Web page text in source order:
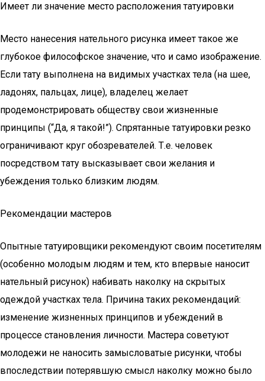
Имеет ли значение место расположения татуировки
Место нанесения нательного рисунка имеет такое же
глубокое философское значение, что и само изображение.
Если тату выполнена на видимых участках тела (на шее,
ладонях, пальцах, лице), владелец желает
продемонстрировать обществу свои жизненные
принципы (“Да, я такой!”). Спрятанные татуировки резко
ограничивают круг обозревателей. Т.е. человек
посредством тату высказывает свои желания и
убеждения только близким людям.
Рекомендации мастеров
Опытные татуировщики рекомендуют своим посетителям
(особенно молодым людям и тем, кто впервые наносит
нательный рисунок) набивать наколку на скрытых
одеждой участках тела. Причина таких рекомендаций:
изменение жизненных принципов и убеждений в
процессе становления личности. Мастера советуют
молодежи не наносить замысловатые рисунки, чтобы
впоследствии потерявшую смысл наколку можно было